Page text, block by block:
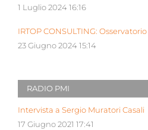
1 Luglio 2024 16:16
IRTOP CONSULTING:
23 Giugno 2024 15:14
RADIO PMI
Intervista a Sergio Muratori Casali
17 Giugno 2021 17:41